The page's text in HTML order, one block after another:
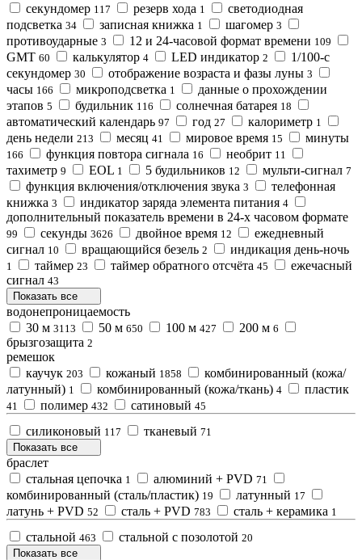
секундомер 117 резерв хода 1
светодиодная
подсветка 34 записная книжка 1 шагомер 3
противоударные 3 12 и 24-часовой формат времени 109
GMT 60 калькулятор 4 LED индикатор 2
1/100-с
секундомер 30 отображение возраста и фазы луны 3
часы 166 микроподсветка 1
данные о прохождении
этапов 5 будильник 116 солнечная батарея 18
автоматический календарь 97 год 27 калориметр 1
день недели 213 месяц 41 мировое время 15 минуты
166 функция повтора сигнала 16 необрит 11
тахиметр 9 EOL 1 5 будильников 12 мульти-сигнал 7
функция включения/отключения звука 3
телефонная
книжка 3 индикатор зарядa элемента питания 4
дополнительный показатель времени в 24-х часовом формате
99 секунды 3626 двойное время 12
ежедневный
сигнал 10 вращающийся безель 2 индикация день-ночь
1 таймер 23 таймер обратного отсчёта 45
ежечасный
сигнал 43
Показать все
водонепроницаемость
30 м 3113 50 м 650 100 м 427 200 м 6
брызгозащита 2
ремешок
каучук 203 кожаный 1858
комбинированный (кожа/
латунный) 1 комбинированный (кожа/ткань) 4 пластик
41 полимер 432 сатиновый 45
силиконовый 117 тканевый 71
Показать все
браслет
cтальная цепочка 1 алюминий + PVD 71
комбинированный (сталь/пластик) 19 латунный 17
латунь + PVD 52 сталь + PVD 783 сталь + керамика 1
стальной 463 стальной с позолотой 20
Показать все